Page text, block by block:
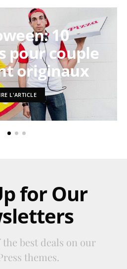
10
pour couple
originaux
L'ARTICLE
for Our
best deals on our
themes.